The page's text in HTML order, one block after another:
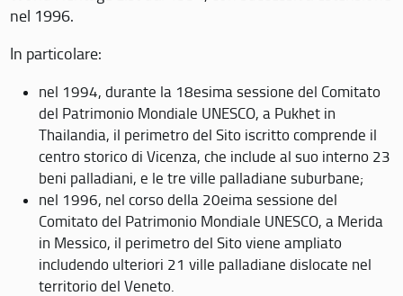
nel 1996.
In particolare:
nel 1994, durante la 18esima sessione del Comitato
del Patrimonio Mondiale UNESCO, a Pukhet in
Thailandia, il perimetro del Sito iscritto comprende il
centro storico di Vicenza, che include al suo interno 23
beni palladiani, e le tre ville palladiane suburbane;
nel 1996, nel corso della 20eima sessione del
Comitato del Patrimonio Mondiale UNESCO, a Merida
in Messico, il perimetro del Sito viene ampliato
includendo ulteriori 21 ville palladiane dislocate nel
territorio del Veneto.